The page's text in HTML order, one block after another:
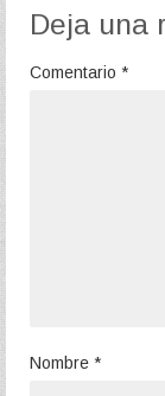
Deja una
Comentario *
Nombre *